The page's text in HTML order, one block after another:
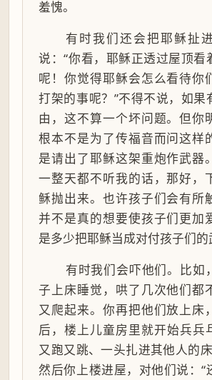
羞愧。
有时我们还会把耶稣扯
说：“你看，耶稣正透过屋顶看
呢！你觉得耶稣会怎么看待你
打架的事呢？”不得不说，如果
由，这不算一个坏问题。但你
根本不是为了传福音而问这样
是请出了耶稣这架重炮作武器
一整天都不听我的话，那好，
稣抛出来。也许孩子们会有所
并不是真的想要使孩子们更加
是多少把耶稣当成对付孩子们的
有时我们会吓他们。比如
子上床睡觉，哄了几次他们都
又爬起来。你再把他们放上床
后，楼上儿童房里就开始兵
又跑又跳、一头扎进其他人的
然后你上楼进屋，对他们说：“